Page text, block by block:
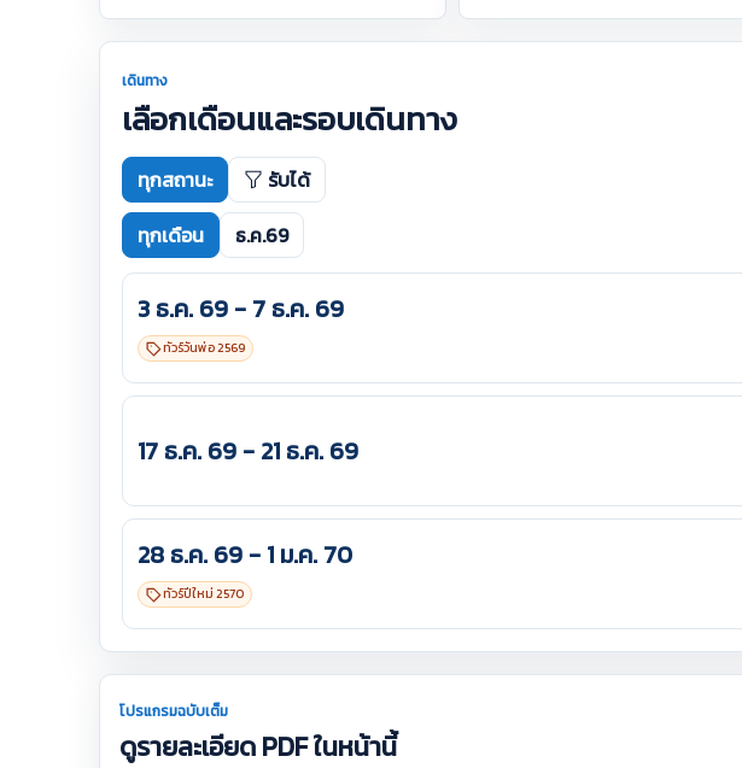
เดินทาง
เลือกเดือนและรอบเดินทาง
ทุกสถานะ
รับได้
ทุกเดือน
ธ.ค.69
3 ธ.ค. 69 - 7 ธ.ค. 69
ทัวร์วันพ่อ 2569
17 ธ.ค. 69 - 21 ธ.ค. 69
28 ธ.ค. 69 - 1 ม.ค. 70
ทัวร์ปีใหม่ 2570
โปรแกรมฉบับเต็ม
ดูรายละเอียด PDF ในหน้านี้